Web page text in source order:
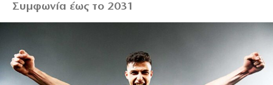
Συμφωνία έως το 2031